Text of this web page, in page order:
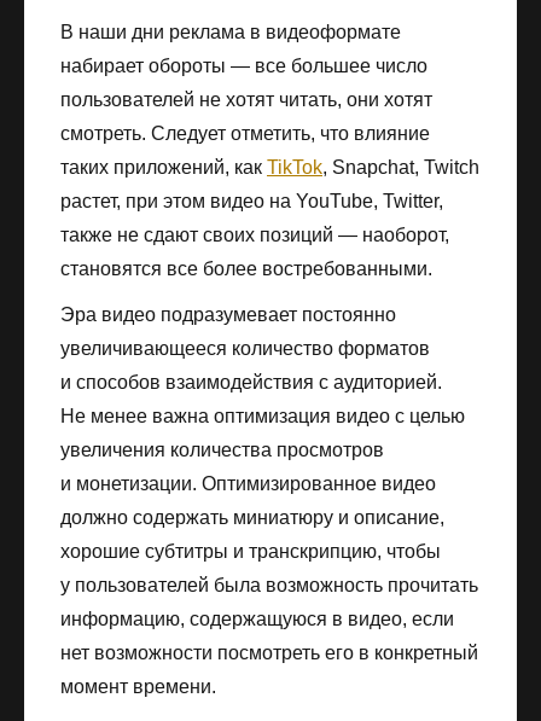
В наши дни реклама в видеоформате
набирает обороты — все большее число
пользователей не хотят читать, они хотят
смотреть. Следует отметить, что влияние
таких приложений, как TikTok, Snapchat, Twitch
растет, при этом видео на YouTube, Twitter,
также не сдают своих позиций — наоборот,
становятся все более востребованными.
Эра видео подразумевает постоянно
увеличивающееся количество форматов
и способов взаимодействия с аудиторией.
Не менее важна оптимизация видео с целью
увеличения количества просмотров
и монетизации. Оптимизированное видео
должно содержать миниатюру и описание,
хорошие субтитры и транскрипцию, чтобы
у пользователей была возможность прочитать
информацию, содержащуюся в видео, если
нет возможности посмотреть его в конкретный
момент времени.